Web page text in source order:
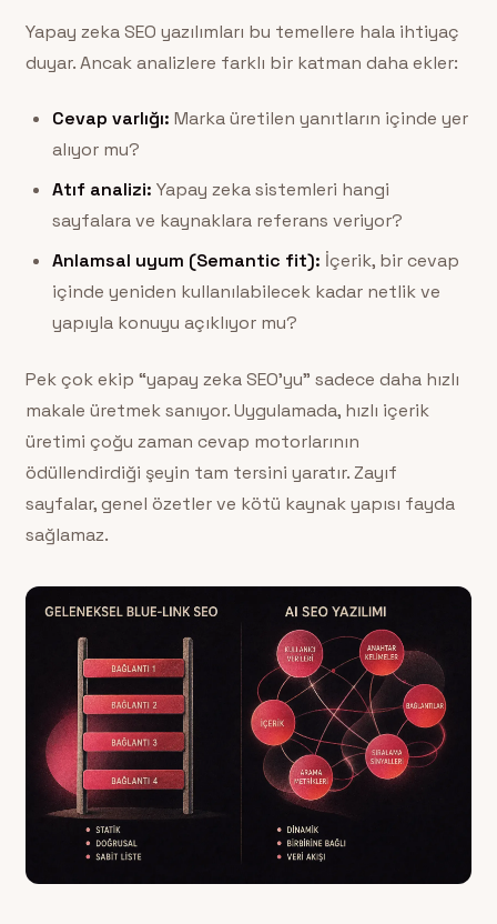
Yapay zeka SEO yazılımları bu temellere hala ihtiyaç
duyar. Ancak analizlere farklı bir katman daha ekler:
Cevap varlığı: Marka üretilen yanıtların içinde yer
alıyor mu?
Atıf analizi: Yapay zeka sistemleri hangi
sayfalara ve kaynaklara referans veriyor?
Anlamsal uyum (Semantic fit): İçerik, bir cevap
içinde yeniden kullanılabilecek kadar netlik ve
yapıyla konuyu açıklıyor mu?
Pek çok ekip “yapay zeka SEO’yu” sadece daha hızlı
makale üretmek sanıyor. Uygulamada, hızlı içerik
üretimi çoğu zaman cevap motorlarının
ödüllendirdiği şeyin tam tersini yaratır. Zayıf
sayfalar, genel özetler ve kötü kaynak yapısı fayda
sağlamaz.